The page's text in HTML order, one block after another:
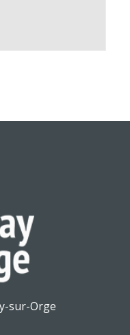
sur-Orge